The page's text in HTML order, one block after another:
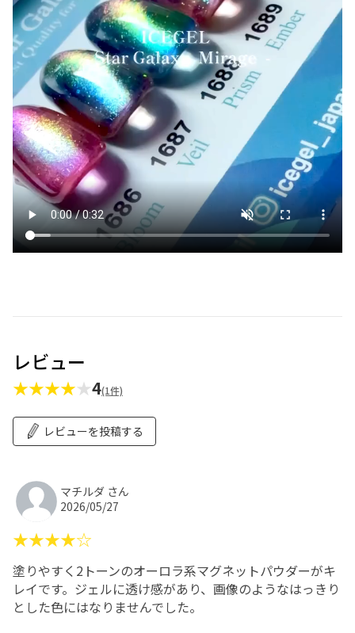
レビュー
★★★★★4(1件)
レビューを投稿する
マチルダ さん
2026/05/27
★★★★☆
塗りやすく2トーンのオーロラ系マグネットパウダーがキ
レイです。ジェルに透け感があり、画像のようなはっきり
とした色にはなりませんでした。